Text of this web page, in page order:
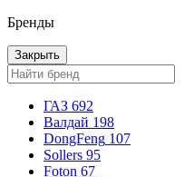
Бренды
Закрыть
ГАЗ 692
Валдай 198
DongFeng 107
Sollers 95
Foton 67